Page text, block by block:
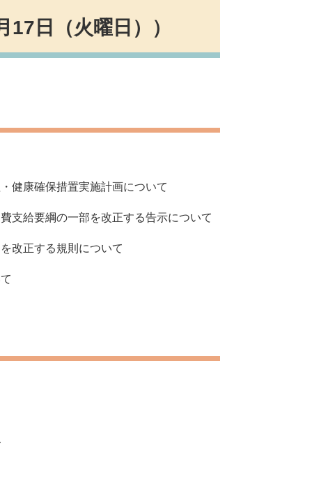
日（火曜日））
健康確保措置実施計画について
給要綱の一部を改正する告示について
改正する規則について